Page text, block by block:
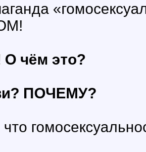
О чём это?
ПОЧЕМУ?
что